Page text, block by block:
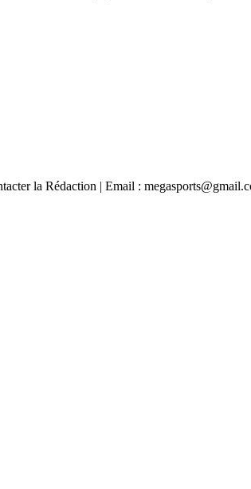
la Rédaction | Email :